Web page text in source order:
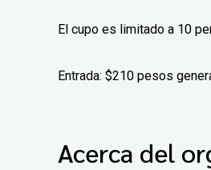
El cupo es limitado a 10
Entrada: $210 pesos
Acerca del